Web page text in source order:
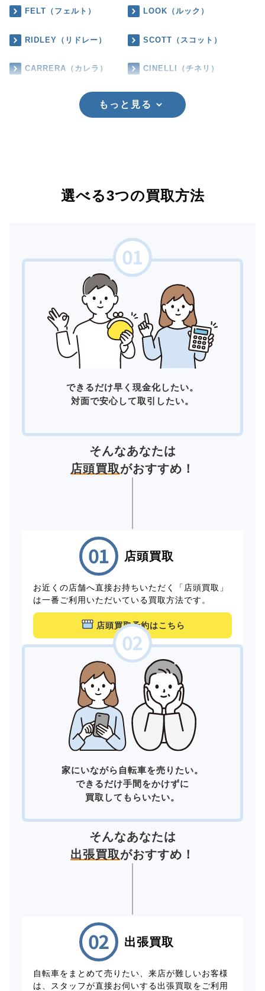
FELT（フェルト） LOOK（ルック）
RIDLEY（リドレー） SCOTT（スコット）
CARRERA（カレラ） CINELLI（チネリ）
もっと見る
選べる3つの買取方法
できるだけ早く現金化したい。
対面で安心して取引したい。
そんなあなたは
店頭買取がおすすめ！
店頭買取
お近くの店舗へ直接お持ちいただく「店頭買取」
は一番ご利用いただいている買取方法です。
店頭買取予約はこちら
家にいながら自転車を売りたい。
できるだけ手間をかけずに
買取してもらいたい。
そんなあなたは
出張買取がおすすめ！
出張買取
自転車をまとめて売りたい、来店が難しいお客様
は、スタッフが直接お伺いする出張買取をご利用